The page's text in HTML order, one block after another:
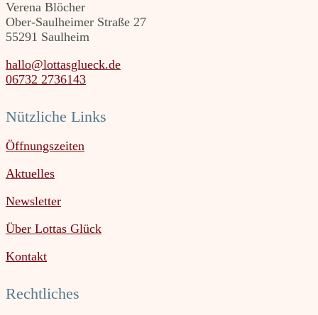
Verena Blöcher
Ober-Saulheimer Straße 27
55291 Saulheim
hallo@lottasglueck.de
06732 2736143
Nützliche Links
Öffnungszeiten
Aktuelles
Newsletter
Über Lottas Glück
Kontakt
Rechtliches